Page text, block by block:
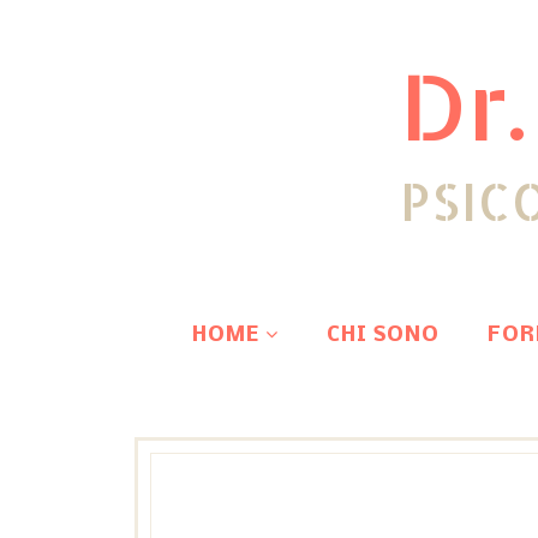
HOME CHI SONO